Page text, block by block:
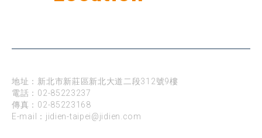
地址：新北市新莊區新北大道二段312號9樓
電話： 02-85223237
傳真：02-85223168
E-mail： jidien-taipei@jidien.com